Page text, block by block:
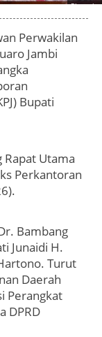
Photo by
Perwakilan
Jambi
Bupati
Rapat Utama
Perkantoran
Bambang
Junaidi H.
Turut
Daerah
Perangkat
DPRD